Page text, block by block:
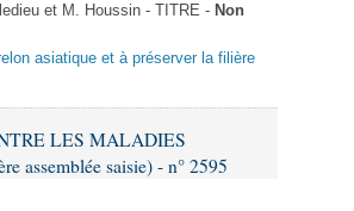
et M. Houssin - TITRE - Non
asiatique et à préserver la filière
LES MALADIES
assemblée saisie) - n° 2595